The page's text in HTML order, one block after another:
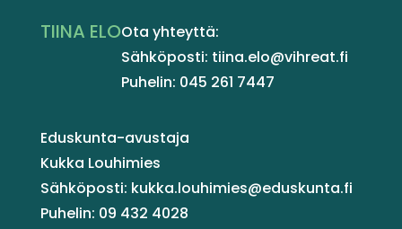
TIINA ELOOta yhteyttä:
Sähköposti: tiina.elo@vihreat.fi
Puhelin: 045 261 7447
Eduskunta-avustaja
Kukka Louhimies
Sähköposti: kukka.louhimies@eduskunta.fi
Puhelin: 09 432 4028